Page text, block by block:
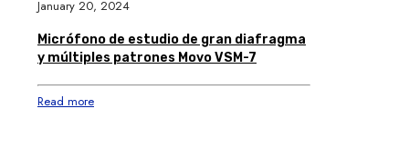
January 20, 2024
Micrófono de estudio de gran diafragma
y múltiples patrones Movo VSM-7
Read more